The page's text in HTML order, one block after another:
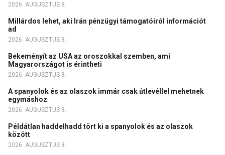
2026. AUGUSZTUS 8.
Millárdos lehet, aki Irán pénzügyi támogatóiról információt
ad
2026. AUGUSZTUS 8.
Bekeményít az USA az oroszokkal szemben, ami
Magyarországot is érintheti
2026. AUGUSZTUS 8.
A spanyolok és az olaszok immár csak útlevéllel mehetnek
egymáshoz
2026. AUGUSZTUS 8.
Példátlan haddelhadd tört ki a spanyolok és az olaszok
között
2026. AUGUSZTUS 8.